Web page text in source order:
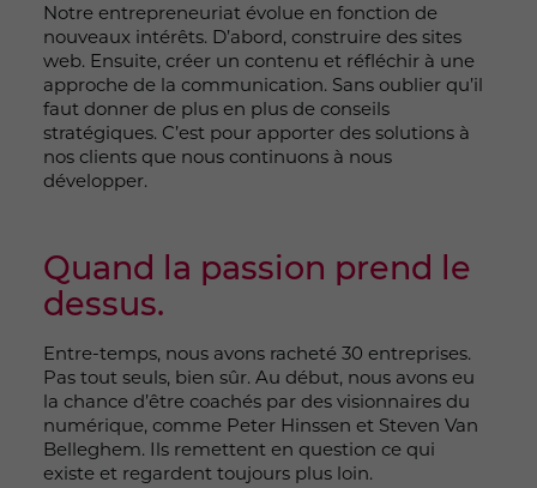
Notre entrepreneuriat évolue en fonction de
nouveaux intérêts. D’abord, construire des sites
web. Ensuite, créer un contenu et réfléchir à une
approche de la communication. Sans oublier qu’il
faut donner de plus en plus de conseils
stratégiques. C’est pour apporter des solutions à
nos clients que nous continuons à nous
développer.
Quand la passion prend le
dessus.
Entre-temps, nous avons racheté 30 entreprises.
Pas tout seuls, bien sûr. Au début, nous avons eu
la chance d’être coachés par des visionnaires du
numérique, comme Peter Hinssen et Steven Van
Belleghem. Ils remettent en question ce qui
existe et regardent toujours plus loin.